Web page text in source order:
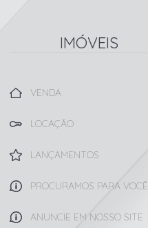
IMÓVEIS
VENDA
LOCAÇÃO
LANÇAMENTOS
PROCURAMOS PARA VOCÊ
ANUNCIE EM NOSSO SITE